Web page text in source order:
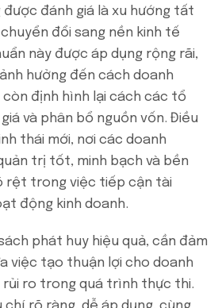
đánh giá là xu hướng tất
đổi sang nền kinh tế
này được áp dụng rộng rãi,
hưởng đến cách doanh
còn định hình lại cách các tổ
và phân bổ nguồn vốn. Điều
thái mới, nơi các doanh
trị tốt, minh bạch và bền
rệt trong việc tiếp cận tài
động kinh doanh.
phát huy hiệu quả, cần đảm
việc tạo thuận lợi cho doanh
rủi ro trong quá trình thực thi.